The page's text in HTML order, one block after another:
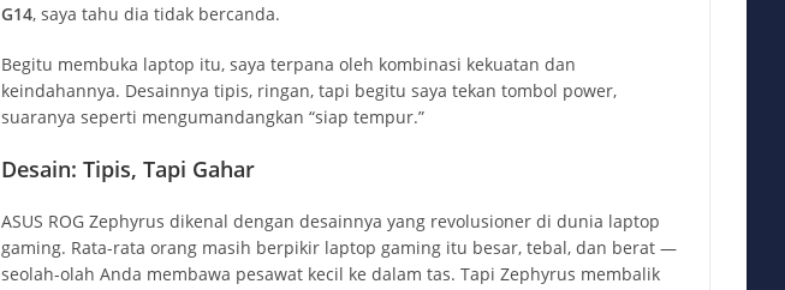
G14, saya tahu dia tidak bercanda.
Begitu membuka laptop itu, saya terpana oleh kombinasi kekuatan dan
keindahannya. Desainnya tipis, ringan, tapi begitu saya tekan tombol power,
suaranya seperti mengumandangkan “siap tempur.”
Desain: Tipis, Tapi Gahar
ASUS ROG Zephyrus dikenal dengan desainnya yang revolusioner di dunia laptop
gaming. Rata-rata orang masih berpikir laptop gaming itu besar, tebal, dan berat —
seolah-olah Anda membawa pesawat kecil ke dalam tas. Tapi Zephyrus membalik